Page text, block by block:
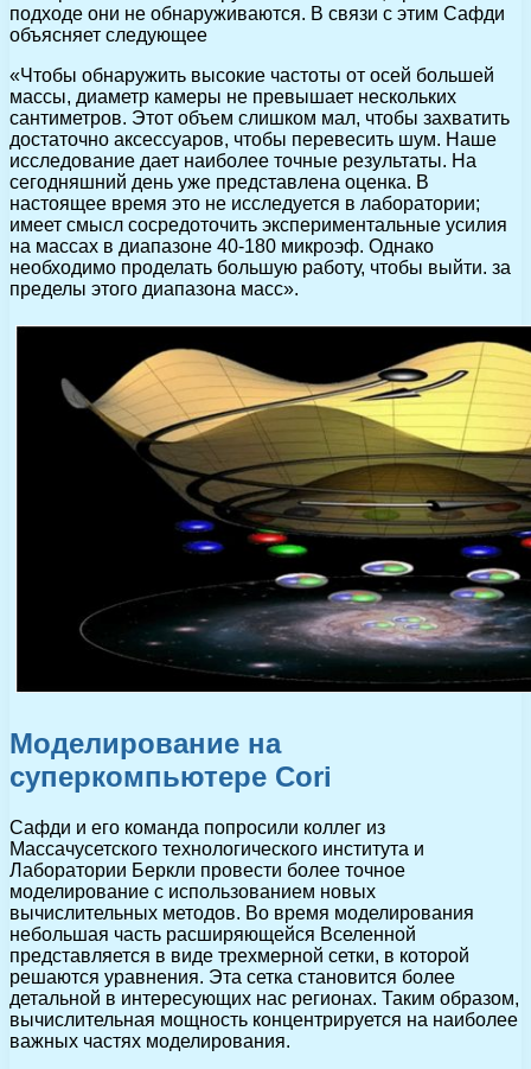
подходе они не обнаруживаются. В связи с этим Сафди
объясняет следующее
«Чтобы обнаружить высокие частоты от осей большей
массы, диаметр камеры не превышает нескольких
сантиметров. Этот объем слишком мал, чтобы захватить
достаточно аксессуаров, чтобы перевесить шум. Наше
исследование дает наиболее точные результаты. На
сегодняшний день уже представлена оценка. В
настоящее время это не исследуется в лаборатории;
имеет смысл сосредоточить экспериментальные усилия
на массах в диапазоне 40-180 микроэф. Однако
необходимо проделать большую работу, чтобы выйти. за
пределы этого диапазона масс».
Моделирование на
суперкомпьютере Cori
Сафди и его команда попросили коллег из
Массачусетского технологического института и
Лаборатории Беркли провести более точное
моделирование с использованием новых
вычислительных методов. Во время моделирования
небольшая часть расширяющейся Вселенной
представляется в виде трехмерной сетки, в которой
решаются уравнения. Эта сетка становится более
детальной в интересующих нас регионах. Таким образом,
вычислительная мощность концентрируется на наиболее
важных частях моделирования.